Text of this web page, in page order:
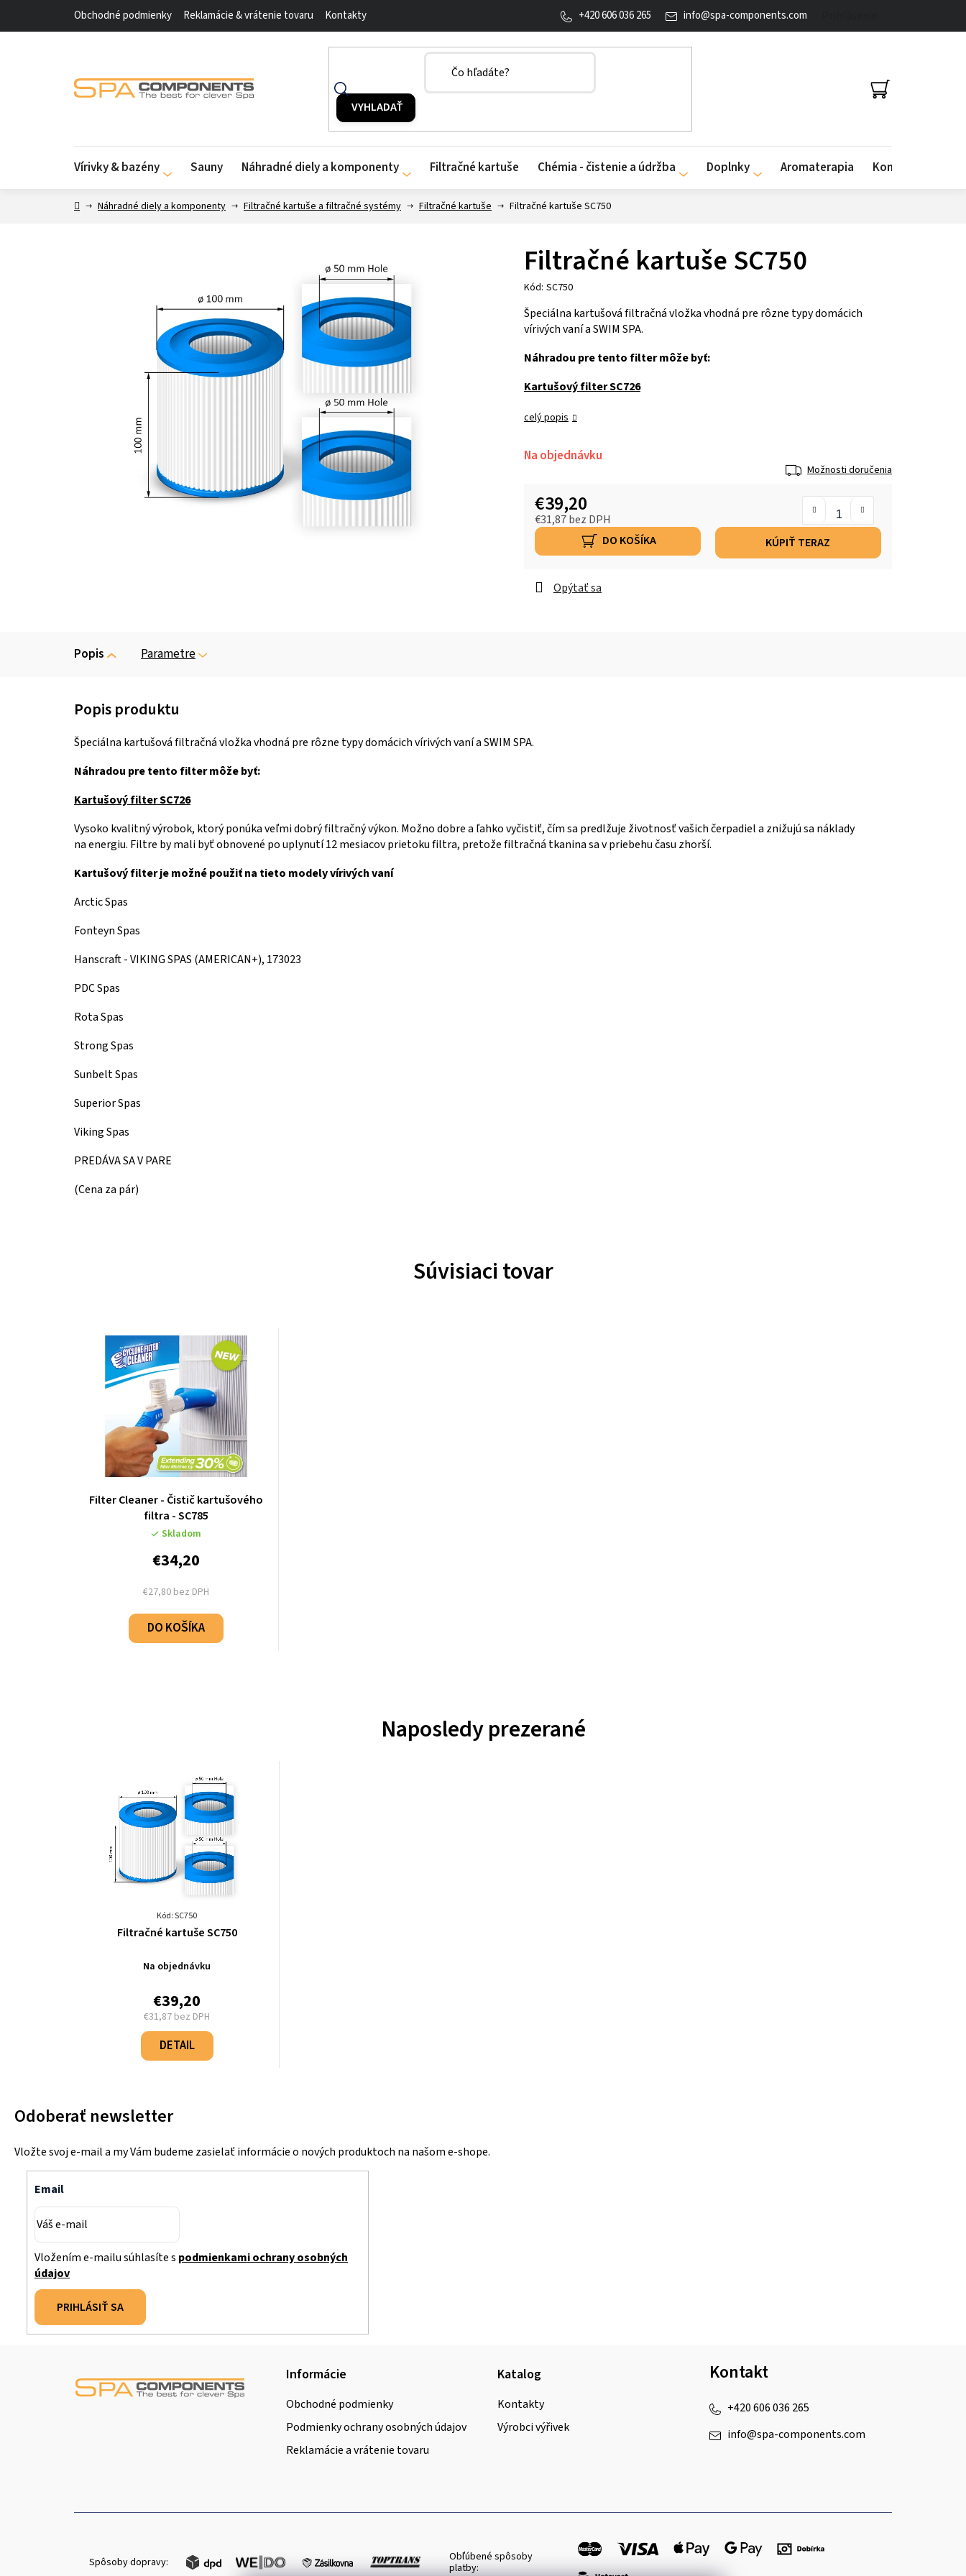
Obchodné podmienky Reklamácie & vrátenie tovaru Kontakty info@spa-components.com
+420 606 036 265
NÁKUPNÝ
KOŠÍK
Vírivky & bazény Sauny Náhradné diely a komponenty Filtračné kartuše Chémia - čistenie a údržba Doplnky Aromaterapia Kontakty
DomovNáhradné diely a komponenty Filtračné kartuše a filtračné systémy Filtračné kartuše Filtračné kartuše SC750
Filtračné kartuše SC750
Kód: SC750
Špeciálna kartušová filtračná vložka vhodná pre rôzne typy domácich
vírivých vaní a SWIM SPA.
Náhradou pre tento filter môže byť:
Kartušový filter SC726
celý popis
Na objednávku
Možnosti doručenia
€39,20
€31,87 bez DPH
DO KOŠÍKA
KÚPIŤ TERAZ
Opýtať sa
Popis Parametre
Špeciálna kartušová filtračná vložka vhodná pre rôzne typy domácich vírivých vaní a SWIM SPA.
Náhradou pre tento filter môže byť:
Kartušový filter SC726
Vysoko kvalitný výrobok, ktorý ponúka veľmi dobrý filtračný výkon. Možno dobre a ľahko vyčistiť, čím sa predlžuje životnosť vašich čerpadiel a znižujú sa náklady
na energiu. Filtre by mali byť obnovené po uplynutí 12 mesiacov prietoku filtra, pretože filtračná tkanina sa v priebehu času zhorší.
Kartušový filter je možné použiť na tieto modely vírivých vaní
Arctic Spas
Fonteyn Spas
Hanscraft - VIKING SPAS (AMERICAN+), 173023
PDC Spas
Rota Spas
Strong Spas
Sunbelt Spas
Superior Spas
Viking Spas
PREDÁVA SA V PARE
(Cena za pár)
Súvisiaci tovar
Filter Cleaner - Čistič kartušového
filtra - SC785
Skladom
€27,80 bez DPH
€34,20
DO KOŠÍKA
Naposledy prezerané
Kód: SC750
Filtračné kartuše SC750
Na objednávku
€39,20
€31,87 bez DPH
Jednotková
cena:
DETAIL
Odoberať newsletter
Vložte svoj e-mail a my Vám budeme zasielať informácie o nových produktoch na našom e-shope.
Email
Vložením e-mailu súhlasíte s podmienkami ochrany osobných
údajov
PRIHLÁSIŤ SA
Informácie
Obchodné podmienky
Podmienky ochrany osobných údajov
Reklamácie a vrátenie tovaru
Katalog
Kontakty
Výrobci výřivek
Kontakt
info@spa-components.com
+420 606 036 265
Spôsoby dopravy:
Obľúbené spôsoby
platby: